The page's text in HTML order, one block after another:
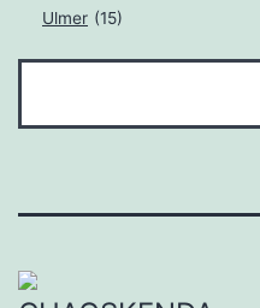
Ulmer (15)